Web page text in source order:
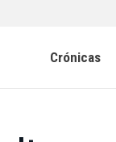
Crónicas